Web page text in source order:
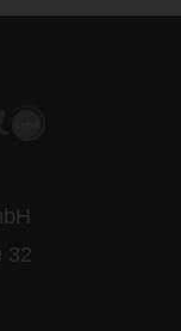
32